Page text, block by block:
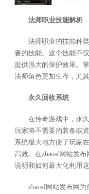
法师职业技能解析
法师职业的技能种
要的技能。这个技能不
提供强大的保护效果。
法师角色更加生存，尤
永久回收系统
在传奇游戏中，永
玩家将不需要的装备或
系统极大地方便了玩家
高效。在zhaosf网站发
说明和如何最大化利用
zhaosf网站发布网